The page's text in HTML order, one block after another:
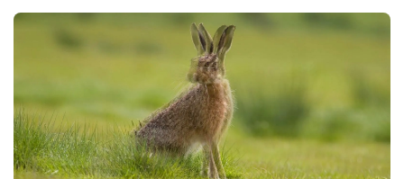
Ваш телефон:*
Я согласен наобработку моих персональных данных